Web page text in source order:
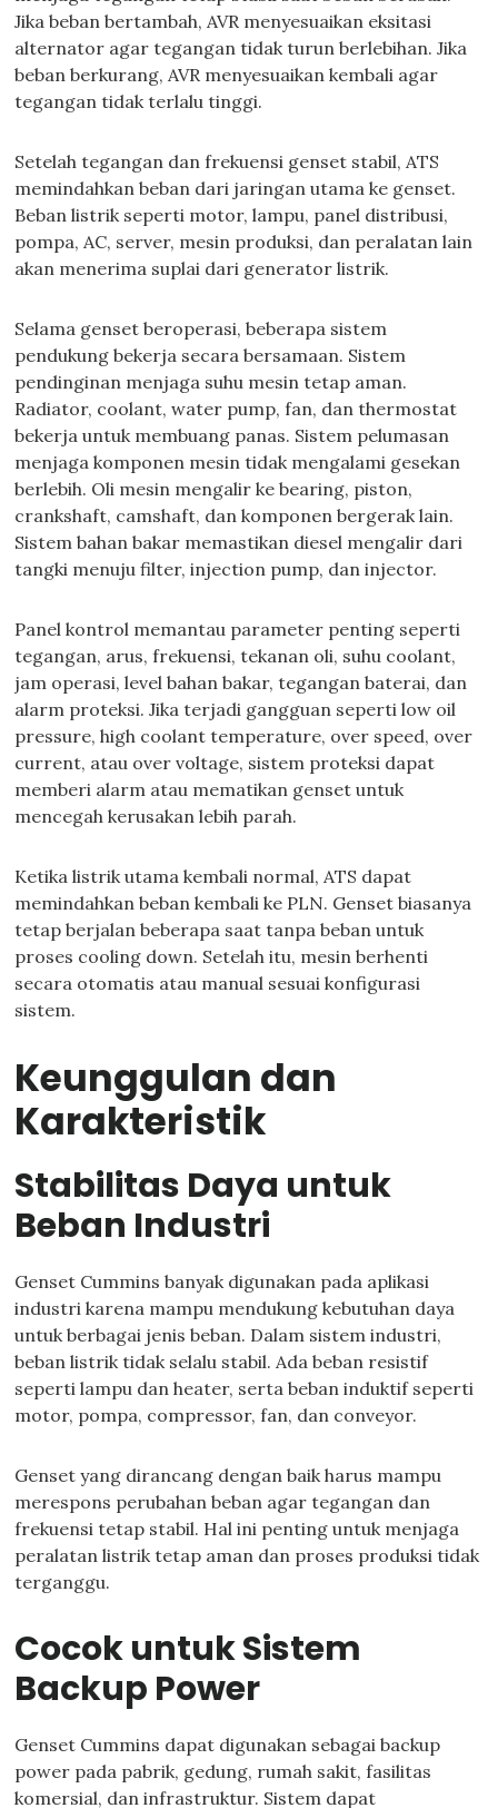
Jika beban bertambah, AVR menyesuaikan eksitasi
alternator agar tegangan tidak turun berlebihan. Jika
beban berkurang, AVR menyesuaikan kembali agar
tegangan tidak terlalu tinggi.
Setelah tegangan dan frekuensi genset stabil, ATS
memindahkan beban dari jaringan utama ke genset.
Beban listrik seperti motor, lampu, panel distribusi,
pompa, AC, server, mesin produksi, dan peralatan lain
akan menerima suplai dari generator listrik.
Selama genset beroperasi, beberapa sistem
pendukung bekerja secara bersamaan. Sistem
pendinginan menjaga suhu mesin tetap aman.
Radiator, coolant, water pump, fan, dan thermostat
bekerja untuk membuang panas. Sistem pelumasan
menjaga komponen mesin tidak mengalami gesekan
berlebih. Oli mesin mengalir ke bearing, piston,
crankshaft, camshaft, dan komponen bergerak lain.
Sistem bahan bakar memastikan diesel mengalir dari
tangki menuju filter, injection pump, dan injector.
Panel kontrol memantau parameter penting seperti
tegangan, arus, frekuensi, tekanan oli, suhu coolant,
jam operasi, level bahan bakar, tegangan baterai, dan
alarm proteksi. Jika terjadi gangguan seperti low oil
pressure, high coolant temperature, over speed, over
current, atau over voltage, sistem proteksi dapat
memberi alarm atau mematikan genset untuk
mencegah kerusakan lebih parah.
Ketika listrik utama kembali normal, ATS dapat
memindahkan beban kembali ke PLN. Genset biasanya
tetap berjalan beberapa saat tanpa beban untuk
proses cooling down. Setelah itu, mesin berhenti
secara otomatis atau manual sesuai konfigurasi
sistem.
Keunggulan dan
Karakteristik
Stabilitas Daya untuk
Beban Industri
Genset Cummins banyak digunakan pada aplikasi
industri karena mampu mendukung kebutuhan daya
untuk berbagai jenis beban. Dalam sistem industri,
beban listrik tidak selalu stabil. Ada beban resistif
seperti lampu dan heater, serta beban induktif seperti
motor, pompa, compressor, fan, dan conveyor.
Genset yang dirancang dengan baik harus mampu
merespons perubahan beban agar tegangan dan
frekuensi tetap stabil. Hal ini penting untuk menjaga
peralatan listrik tetap aman dan proses produksi tidak
terganggu.
Cocok untuk Sistem
Backup Power
Genset Cummins dapat digunakan sebagai backup
power pada pabrik, gedung, rumah sakit, fasilitas
komersial, dan infrastruktur. Sistem dapat